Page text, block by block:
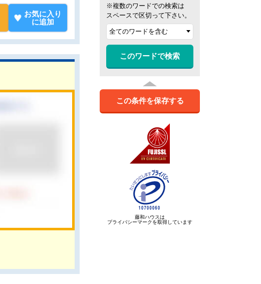
お気に入り
に追加
※複数のワードでの検索は
スペースで区切って下さい。
このワードで検索
この条件を保存する
藤和ハウスは
プライバシーマークを取得しています